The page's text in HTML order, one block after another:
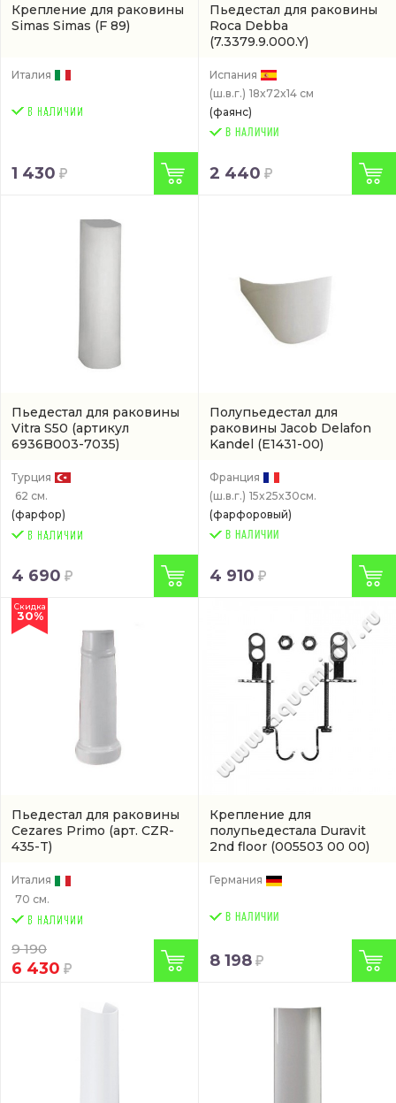
Крепление для раковины
Simas Simas (F 89)
Италия
1 430
Пьедестал для раковины
Roca Debba
(7.3379.9.000.Y)
Испания
(ш.в.г.) 18x72x14 см
(фаянс)
В НАЛИЧИИ
2 440
Пьедестал для раковины
Vitra S50 (артикул
6936B003-7035)
Турция
62 см.
(фарфор)
4 690
Полупьедестал для
раковины Jacob Delafon
Kandel (E1431-00)
Франция
(ш.в.г.) 15x25x30см.
(фарфоровый)
В НАЛИЧИИ
4 910
Пьедестал для раковины
Cezares Primo (арт. CZR-
435-T)
Скидка
30%
Италия
70 см.
9 190
6 430
Крепление для
полупьедестала Duravit
2nd floor (005503 00 00)
Германия
В НАЛИЧИИ
8 198